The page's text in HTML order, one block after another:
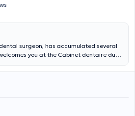
surgeon, has accumulated several
you at the Cabinet dentaire du
be pleased to welcome you with an open
Romanian. Her specialties include
dentistry, cosmetic dentistry and
an appointment with her via her online